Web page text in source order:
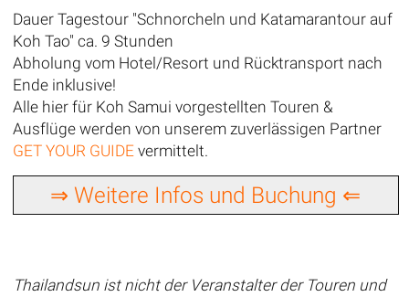
Dauer Tagestour "Schnorcheln und Katamarantour auf
Koh Tao" ca. 9 Stunden
Abholung vom Hotel/Resort und Rücktransport nach
Ende inklusive!
Alle hier für Koh Samui vorgestellten Touren &
Ausflüge werden von unserem zuverlässigen Partner
GET YOUR GUIDEvermittelt.
⇒ Weitere Infos und Buchung ⇐
Thailandsun ist nicht der Veranstalter der Touren und